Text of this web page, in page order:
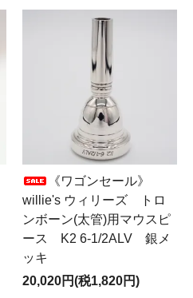
《ワゴンセール》
willie's ウィリーズ トロ
ンボーン(太管)用マウスピ
ース K2 6-1/2ALV 銀メ
ッキ
20,020円(税1,820円)